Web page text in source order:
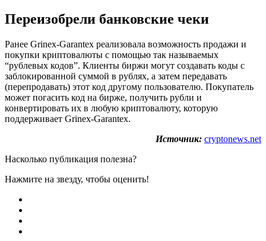
Переизобрели банковские чеки
Ранее Grinex-Garantex реализовала возможность продажи и
покупки криптовалюты с помощью так называемых
“рублевых кодов”. Клиенты биржи могут создавать коды с
заблокированной суммой в рублях, а затем передавать
(перепродавать) этот код другому пользователю. Покупатель
может погасить код на бирже, получить рубли и
конвертировать их в любую криптовалюту, которую
поддерживает Grinex-Garantex.
Источник: cryptonews.net
Насколько публикация полезна?
Нажмите на звезду, чтобы оценить!